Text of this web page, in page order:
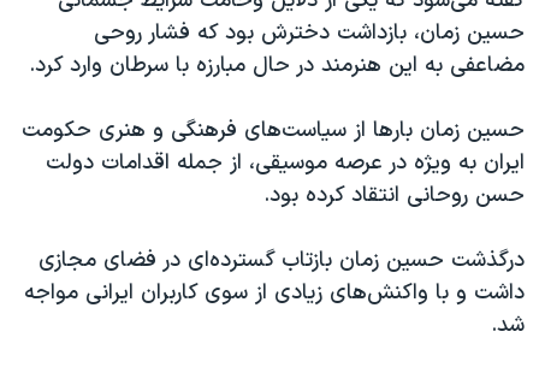
حسین‌ زمان، بازداشت دخترش بود که فشار روحی
مضاعفی به این هنرمند در حال مبارزه با سرطان وارد کرد.
حسین زمان بارها از سیاست‌های فرهنگی و هنری حکومت
ایران به ویژه در عرصه موسیقی، از جمله اقدامات دولت
حسن روحانی انتقاد کرده بود.
درگذشت حسین زمان بازتاب گسترده‌ای در فضای مجازی
داشت و با واکنش‌های زیادی از سوی کاربران ایرانی مواجه
شد.